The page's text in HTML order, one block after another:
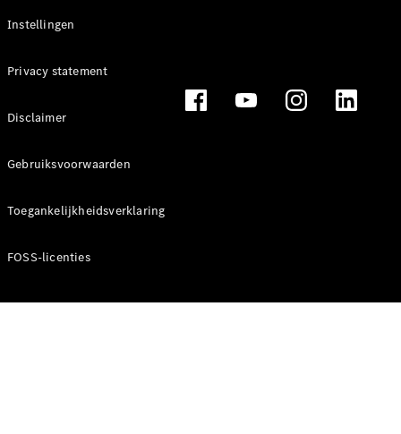
Instellingen
Privacy statement
Disclaimer
Gebruiksvoorwaarden
Toegankelijkheidsverklaring
FOSS-licenties